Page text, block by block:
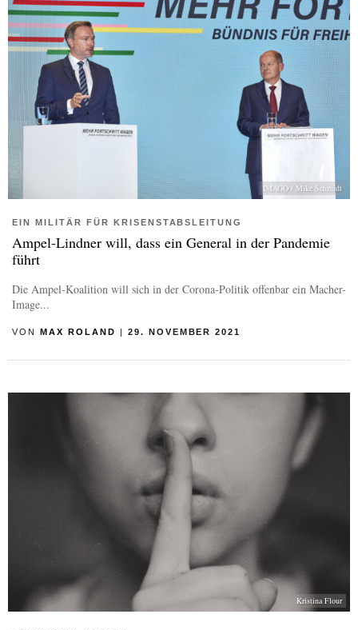
IMAGO / Mike Schmidt
EIN MILITÄR FÜR KRISENSTABSLEITUNG
Ampel-Lindner will, dass ein General in der Pandemie
führt
Die Ampel-Koalition will sich in der Corona-Politik offenbar ein Macher-
Image...
VON MAX ROLAND | 29. NOVEMBER 2021
Kristina Flour